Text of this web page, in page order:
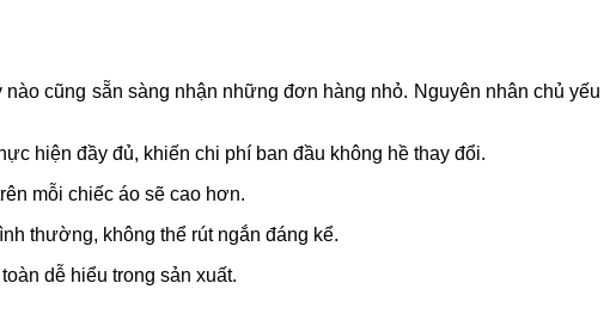
cũng sẵn sàng nhận những đơn hàng nhỏ. Nguyên nhân chủ yếu
hiện đầy đủ, khiến chi phí ban đầu không hề thay đổi.
mỗi chiếc áo sẽ cao hơn.
thường, không thể rút ngắn đáng kể.
dễ hiểu trong sản xuất.